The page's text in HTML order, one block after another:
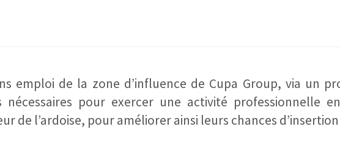
emploi de la zone d’influence de Cupa Group, via un
nécessaires pour exercer une activité
de l’ardoise, pour améliorer ainsi leurs chances